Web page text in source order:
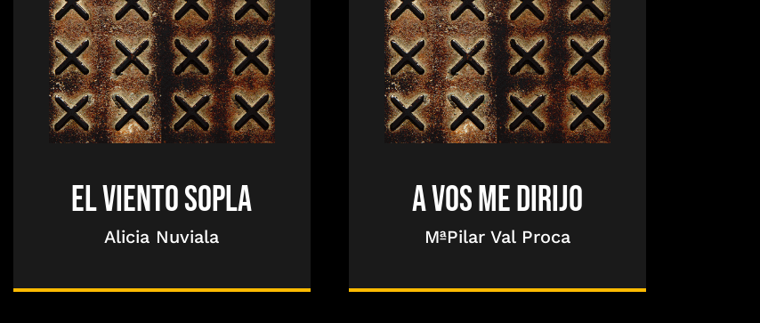
EL VIENTO SOPLA
Alicia Nuviala
A VOS ME DIRIJO
MªPilar Val Proca